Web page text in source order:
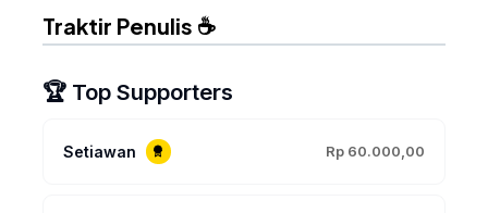
Traktir Penulis ☕
🏆 Top Supporters
Setiawan Rp 60.000,00